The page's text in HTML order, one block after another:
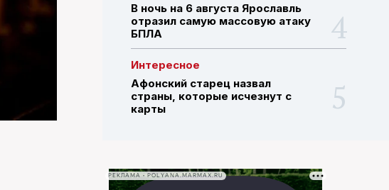
В ночь на 6 августа Ярославль
отразил самую массовую атаку
БПЛА
Интересное
Афонский старец назвал
страны, которые исчезнут с
карты
РЕКЛАМА • POLYANA.MARMAX.RU